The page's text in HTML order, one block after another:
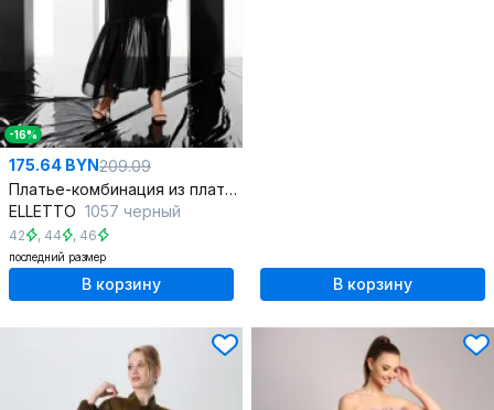
-16%
175.64 BYN209.09
Платье-комбинация из плательной ткани, миди, V-вырез, на тонких бретелях
ELLETTO 1057 черный
42 , 44 , 46
последний размер
В корзину В корзину